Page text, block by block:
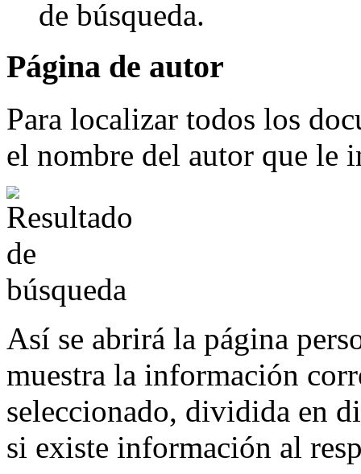
de búsqueda.
Página de autor
Para localizar todos los
el nombre del autor que le
Así se abrirá la página
muestra la información
seleccionado, dividida en
si existe información al